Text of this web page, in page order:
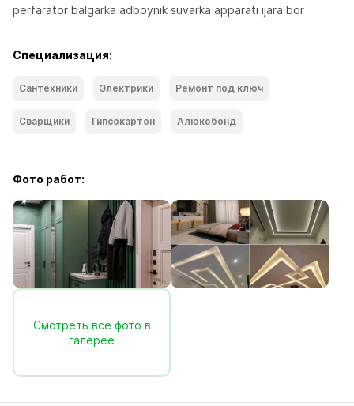
perfarator balgarka adboynik suvarka apparati ijara bor
Специализация:
Сантехники Электрики Ремонт под ключ
Сварщики Гипсокартон Алюкобонд
Фото работ:
Смотреть все фото в
галерее